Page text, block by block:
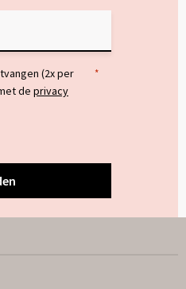
(2x per
de privacy
*